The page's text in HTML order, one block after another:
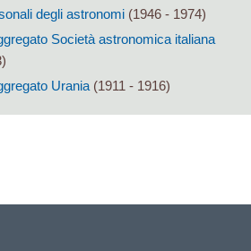
degli astronomi(1946 - 1974)
Società astronomica italiana
Urania(1911 - 1916)